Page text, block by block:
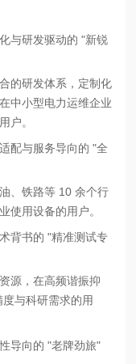
与研发驱动的 "新锐
的研发体系，定制化
中小型电力运维企业
户。
配与服务导向的 "全
、铁路等 10 余个行
使用设备的用户。
背书的 "精准测试专
源，在高频谐振抑
与科研需求的用
导向的 "老牌劲旅"